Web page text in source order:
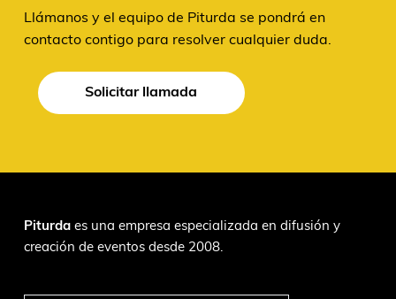
Llámanos y el equipo de Piturda se pondrá en
contacto contigo para resolver cualquier duda.
Solicitar llamada
Piturdaes una empresa especializada en difusión y
creación de eventos desde 2008.